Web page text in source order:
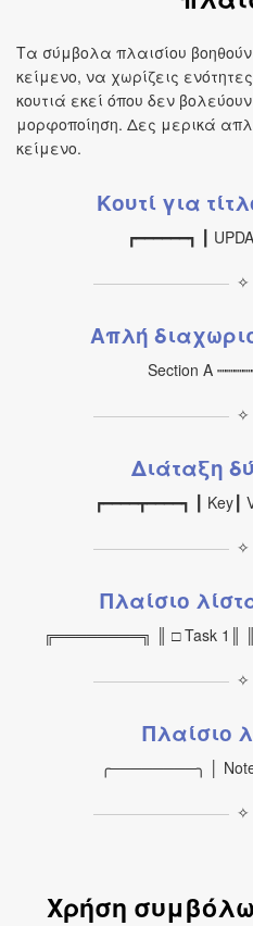
Τα σύμβολα πλαισίου
κείμενο, να χωρίζεις
κουτιά εκεί όπου δεν
μορφοποίηση. Δες μερικά
κείμενο.
Κουτί για
┏━━━━━━┓ ┃
✧
Απλή
Section A
✧
Διάταξη
┏━━━━┳━━━━┓ ┃ Key┃
✧
Πλαίσιο
╔════════╗ ║ □ Task 1║
✧
Πλαίσιο
╭────────╮ │
✧
Χρήση